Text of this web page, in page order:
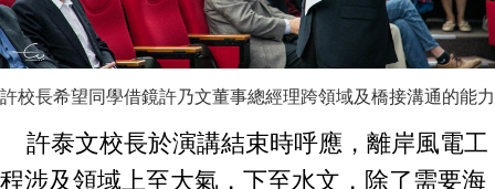
許校長希望同學借鏡許乃文董事總經理跨領域及橋接溝通的能力
許泰文校長於演講結束時呼應，離岸風電工
程涉及領域上至大氣，下至水文，除了需要海